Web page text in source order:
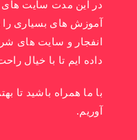
در این مدت سایت های
آموزش های بسیاری
انفجار و سایت های
داده ایم تا با خیال
با ما همراه باشید تا
آوریم.